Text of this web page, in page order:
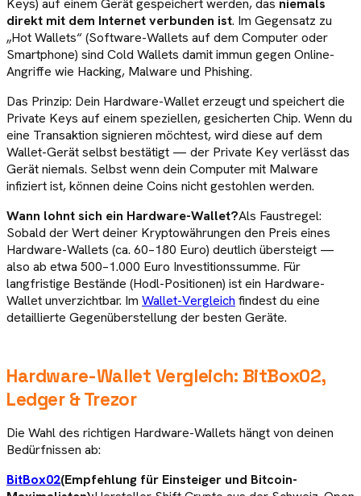
Keys) auf einem Gerät gespeichert werden, das niemals
direkt mit dem Internet verbunden ist. Im Gegensatz zu
„Hot Wallets“ (Software-Wallets auf dem Computer oder
Smartphone) sind Cold Wallets damit immun gegen Online-
Angriffe wie Hacking, Malware und Phishing.
Das Prinzip: Dein Hardware-Wallet erzeugt und speichert die
Private Keys auf einem speziellen, gesicherten Chip. Wenn du
eine Transaktion signieren möchtest, wird diese auf dem
Wallet-Gerät selbst bestätigt — der Private Key verlässt das
Gerät niemals. Selbst wenn dein Computer mit Malware
infiziert ist, können deine Coins nicht gestohlen werden.
Wann lohnt sich ein Hardware-Wallet?Als Faustregel:
Sobald der Wert deiner Kryptowährungen den Preis eines
Hardware-Wallets (ca. 60–180 Euro) deutlich übersteigt —
also ab etwa 500–1.000 Euro Investitionssumme. Für
langfristige Bestände (Hodl-Positionen) ist ein Hardware-
Wallet unverzichtbar. Im Wallet-Vergleich findest du eine
detaillierte Gegenüberstellung der besten Geräte.
Hardware-Wallet Vergleich: BitBox02,
Ledger & Trezor
Die Wahl des richtigen Hardware-Wallets hängt von deinen
Bedürfnissen ab:
BitBox02(Empfehlung für Einsteiger und Bitcoin-